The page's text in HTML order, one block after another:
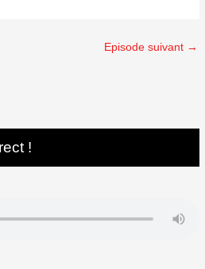
Episode suivant →
!